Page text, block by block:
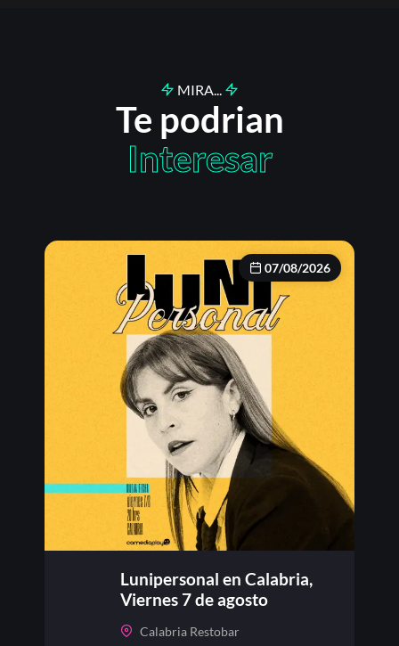
MIRA...
Te podrian
Interesar
07/08/2026
Lunipersonal en Calabria,
Viernes 7 de agosto
Calabria Restobar